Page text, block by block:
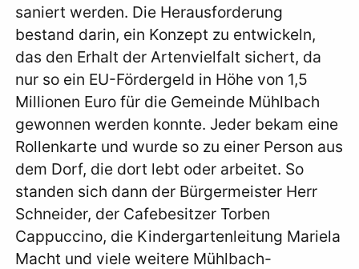
saniert werden. Die Herausforderung
bestand darin, ein Konzept zu entwickeln,
das den Erhalt der Artenvielfalt sichert, da
nur so ein EU-Fördergeld in Höhe von 1,5
Millionen Euro für die Gemeinde Mühlbach
gewonnen werden konnte. Jeder bekam eine
Rollenkarte und wurde so zu einer Person aus
dem Dorf, die dort lebt oder arbeitet. So
standen sich dann der Bürgermeister Herr
Schneider, der Cafebesitzer Torben
Cappuccino, die Kindergartenleitung Mariela
Macht und viele weitere Mühlbach-